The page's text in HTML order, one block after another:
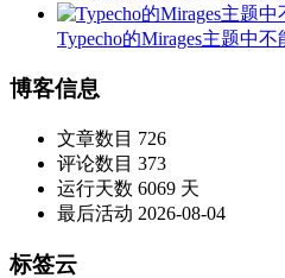
Typecho的Mirages主题中
博客信息
文章数目 726
评论数目 373
运行天数 6069 天
最后活动 2026-08-04
标签云